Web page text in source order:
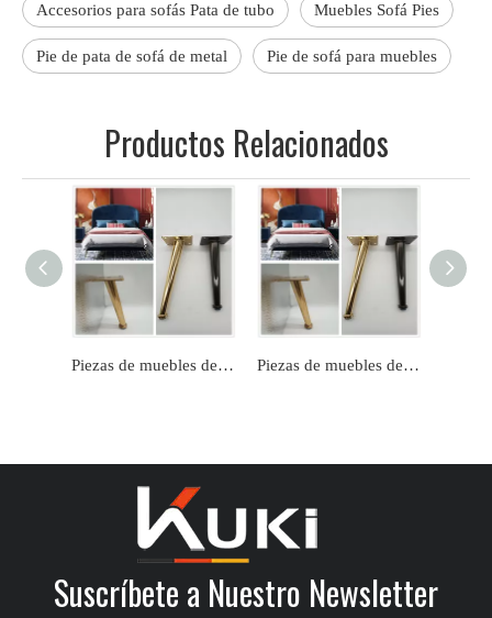
Accesorios para sofás Pata de tubo Muebles Sofá Pies
Pie de pata de sofá de metal Pie de sofá para muebles
Productos Relacionados
Piezas de muebles de acero inoxidable de 4-8 pulgadas/10-18 cm, accesorios de patas de sofá de Metal individuales Piezas de muebles de acero inoxidable de 4-8 pulgadas/10-18 cm, accesorios de patas de sofá de Metal individuales
Suscríbete a Nuestro Newsletter